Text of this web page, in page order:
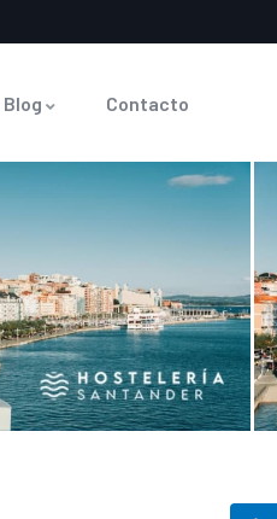
Blog Contacto